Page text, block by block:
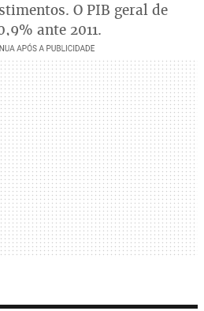
O PIB geral de
ante 2011.